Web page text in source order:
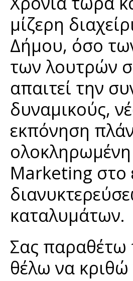
μίζερη
Δήμου, όσο
των λουτρών
απαιτεί την
δυναμικούς,
εκπόνηση
Marketing στο
καταλυμάτων.
Σας παραθέτω
θέλω να κριθώ